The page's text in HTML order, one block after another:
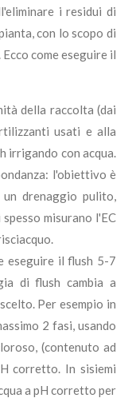
i residui di
con lo scopo di
come eseguire il
della raccolta (dai
usati e alla
irrigando con acqua.
l'obiettivo è
drenaggio pulito,
misurano l'EC
eseguire il flush 5-7
di flush cambia a
Per esempio in
2 fasi, usando
(contenuto ad
corretto. In sisiemi
a pH corretto per